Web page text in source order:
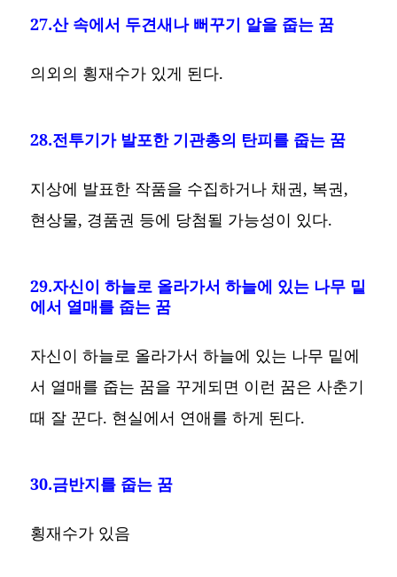
27.산 속에서 두견새나 뻐꾸기 알을 줍는 꿈
의외의 횡재수가 있게 된다.
28.전투기가 발포한 기관총의 탄피를 줍는 꿈
지상에 발표한 작품을 수집하거나 채권, 복권,
현상물, 경품권 등에 당첨될 가능성이 있다.
29.자신이 하늘로 올라가서 하늘에 있는 나무 밑
에서 열매를 줍는 꿈
자신이 하늘로 올라가서 하늘에 있는 나무 밑에
서 열매를 줍는 꿈을 꾸게되면 이런 꿈은 사춘기
때 잘 꾼다. 현실에서 연애를 하게 된다.
30.금반지를 줍는 꿈
횡재수가 있음